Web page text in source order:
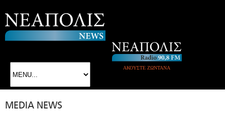
ΑΚΟΥΣΤΕ ΖΩΝΤΑΝΑ
MEDIA NEWS